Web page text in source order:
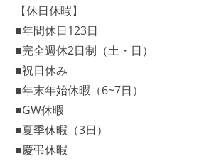
提出されたコードには自動的に
が実行される環境が構築されてい
コード品質評価ツールを導入し
認できるようにしている
テストの実施度
ほとんどのプロダクトコードに
施している
【休日休暇】
■年間休日123日
■完全週休2日制（土・日）
■祝日休み
■年末年始休暇（6~7日）
■GW休暇
■夏季休暇（3日）
■慶弔休暇